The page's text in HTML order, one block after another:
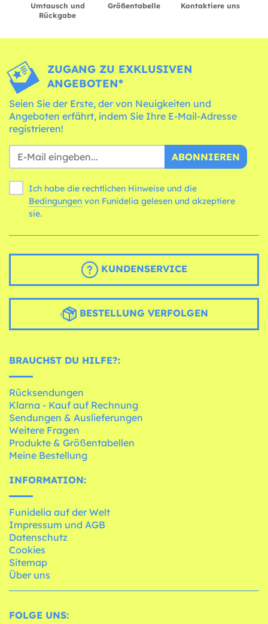
Umtausch und
Rückgabe
Größentabelle Kontaktiere uns
ZUGANG ZU EXKLUSIVEN
ANGEBOTEN*
Seien Sie der Erste, der von Neuigkeiten und
Angeboten erfährt, indem Sie Ihre E-Mail-Adresse
registrieren!
ABONNIEREN
Ich habe die rechtlichen Hinweise und die
Bedingungen
sie.
KUNDENSERVICE
BESTELLUNG VERFOLGEN
BRAUCHST DU HILFE?:
Rücksendungen
Klarna - Kauf auf Rechnung
Sendungen & Auslieferungen
Weitere Fragen
Produkte & Größentabellen
Meine Bestellung
INFORMATION:
Funidelia auf der Welt
Impressum und AGB
Datenschutz
Cookies
Sitemap
Über uns
FOLGE UNS: